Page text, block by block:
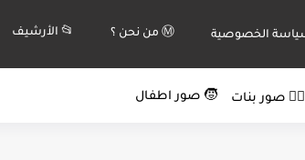
الخصوصية Ⓜ️ من نحن ؟ 📂 الأرشيف
🙍‍♀️ صور بنات 🧒 صور اطفال